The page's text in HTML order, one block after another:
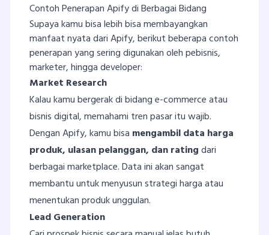
Contoh Penerapan Apify di Berbagai Bidang
Supaya kamu bisa lebih bisa membayangkan
manfaat nyata dari Apify, berikut beberapa contoh
penerapan yang sering digunakan oleh pebisnis,
marketer, hingga developer:
Market Research
Kalau kamu bergerak di bidang e-commerce atau
bisnis digital, memahami tren pasar itu wajib.
Dengan Apify, kamu bisa mengambil data harga
produk, ulasan pelanggan, dan ratingdari
berbagai marketplace. Data ini akan sangat
membantu untuk menyusun strategi harga atau
menentukan produk unggulan.
Lead Generation